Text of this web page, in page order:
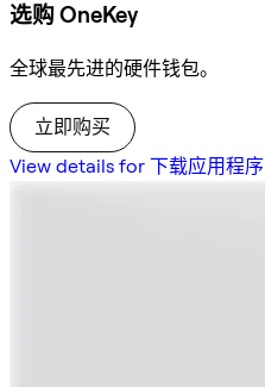
选购 OneKey
全球最先进的硬件钱包。
立即购买
View details for 下载应用程序